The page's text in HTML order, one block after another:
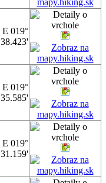
E 019°
38.423'
E 019°
35.585'
E 019°
31.159'